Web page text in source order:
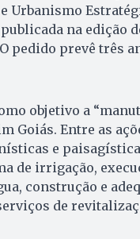
e Urbanismo
publicada na edição
pedido prevê três
objetivo a
Goiás. Entre as
e
de irrigação,
construção e
de